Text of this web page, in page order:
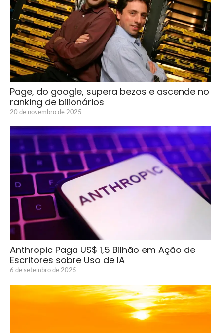
Page, do google, supera bezos e ascende no
ranking de bilionários
20 de novembro de 2025
Anthropic Paga US$ 1,5 Bilhão em Ação de
Escritores sobre Uso de IA
6 de setembro de 2025